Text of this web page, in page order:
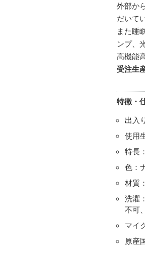
外部か
だいて
また睡
ンプ、
高機能
受注生
特徴・
出入
使用
特長
色：
材質
洗濯
不可
マイ
原産